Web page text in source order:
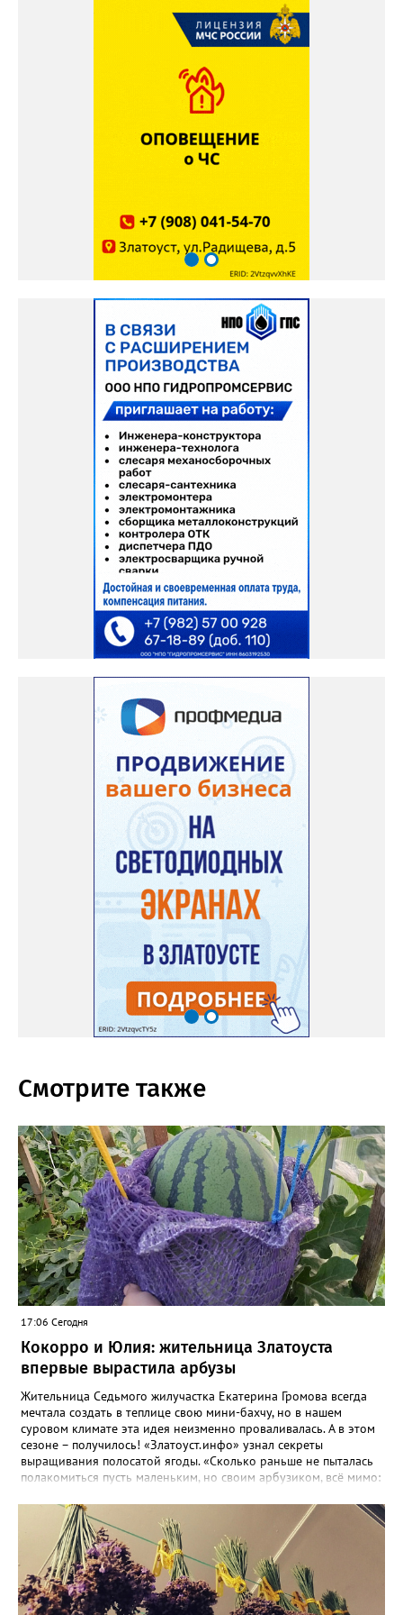
Смотрите также
17:06 Сегодня
Кокорро и Юлия: жительница Златоуста
впервые вырастила арбузы
Жительница Седьмого жилучастка Екатерина Громова всегда
мечтала создать в теплице свою мини-бахчу, но в нашем
суровом климате эта идея неизменно проваливалась. А в этом
сезоне – получилось! «Златоуст.инфо» узнал секреты
выращивания полосатой ягоды. «Сколько раньше не пыталась
полакомиться пусть маленьким, но своим арбузиком, всё мимо:
«Златоуст.инфо» садовод. – В этом году посадила сорт так
называемых северных арбузов – «Юлия», а также «Коккоро»
(он жёлтый и, говорят, очень сладкий). Вот уже первый на пару
кило вызрел. Чтобы не оборвал плеть, подвешиваю своих
полосатиков в сетках из-под овощей или авоськах,
подкармливаю. Не терпится попробовать!». Опытные
бахчеводы из южных регионов в соцсетях посоветовали нашей